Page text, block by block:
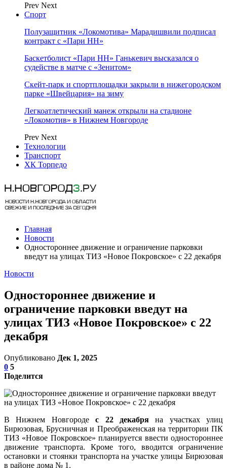
Prev Next
Спорт
Полузащитник «Локомотива» Марадишвили подписал
контракт с «Пари НН»
Баскетболист «Пари НН» Ганькевич высказался о
судействе в матче с «Зенитом»
Скейт-парк и спортплощадки закрыли в нижегородском
парке «Швейцария» на зиму
Легкоатлетический манеж открыли на стадионе
«Локомотив» в Нижнем Новгороде
Prev Next
Технологии
Транспорт
ХК Торпедо
Главная
Новости
Одностороннее движение и ограничение парковки
введут на улицах ТИЗ «Новое Покровское» с 22 декабря
Новости
Одностороннее движение и
ограничение парковки введут на
улицах ТИЗ «Новое Покровское» с 22
декабря
Опубликовано Дек 1, 2025
0 5
Поделится
В Нижнем Новгородес 22 декабряна участках улиц
Бирюзовая, Брусничная и Преображенская на территории ПК
ТИЗ «Новое Покровское» планируется ввести одностороннее
движение транспорта. Кроме того, вводится ограничение
остановки и стоянки транспорта на участке улицы Бирюзовая
в районе дома № 1.